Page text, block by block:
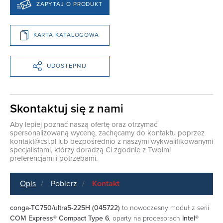
ZAPYTAJ O PRODUKT
KARTA KATALOGOWA
UDOSTĘPNIJ
Skontaktuj się z nami
Aby lepiej poznać naszą ofertę oraz otrzymać
spersonalizowaną wycenę, zachęcamy do kontaktu poprzez
kontakt@csi.pl lub bezpośrednio z naszymi wykwalifikowanymi
specjalistami, którzy doradzą Ci zgodnie z Twoimi
preferencjami i potrzebami.
Opis Pobierz Kontakt
conga-TC750/ultra5-225H (045722) to nowoczesny moduł z serii
COM Express® Compact Type 6, oparty na procesorach Intel®